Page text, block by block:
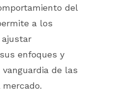
del
a los
ajustar
enfoques y
de las